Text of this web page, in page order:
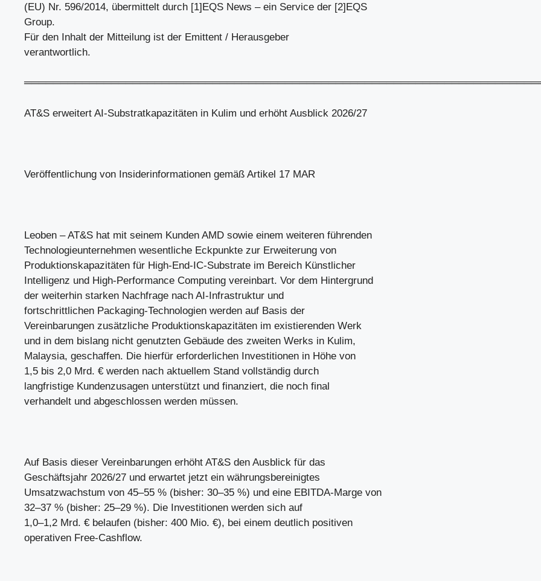
(EU) Nr. 596/2014, übermittelt durch [1]EQS News – ein Service der [2]EQS
Group.
Für den Inhalt der Mitteilung ist der Emittent / Herausgeber
verantwortlich.
AT&S erweitert AI-Substratkapazitäten in Kulim und erhöht Ausblick 2026/27
Veröffentlichung von Insiderinformationen gemäß Artikel 17 MAR
Leoben – AT&S hat mit seinem Kunden AMD sowie einem weiteren führenden
Technologieunternehmen wesentliche Eckpunkte zur Erweiterung von
Produktionskapazitäten für High-End-IC-Substrate im Bereich Künstlicher
Intelligenz und High-Performance Computing vereinbart. Vor dem Hintergrund
der weiterhin starken Nachfrage nach AI-Infrastruktur und
fortschrittlichen Packaging-Technologien werden auf Basis der
Vereinbarungen zusätzliche Produktionskapazitäten im existierenden Werk
und in dem bislang nicht genutzten Gebäude des zweiten Werks in Kulim,
Malaysia, geschaffen. Die hierfür erforderlichen Investitionen in Höhe von
1,5 bis 2,0 Mrd. € werden nach aktuellem Stand vollständig durch
langfristige Kundenzusagen unterstützt und finanziert, die noch final
verhandelt und abgeschlossen werden müssen.
Auf Basis dieser Vereinbarungen erhöht AT&S den Ausblick für das
Geschäftsjahr 2026/27 und erwartet jetzt ein währungsbereinigtes
Umsatzwachstum von 45–55 % (bisher: 30–35 %) und eine EBITDA-Marge von
32–37 % (bisher: 25–29 %). Die Investitionen werden sich auf
1,0–1,2 Mrd. € belaufen (bisher: 400 Mio. €), bei einem deutlich positiven
operativen Free-Cashflow.